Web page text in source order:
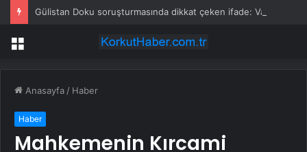
Menü
Anasayfa / Haber
Haber
Mahkemenin Kırcami